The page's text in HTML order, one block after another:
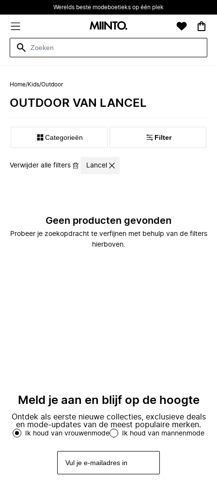
Werelds beste modeboetieks op één plek
Home/Kids/Outdoor
OUTDOOR VAN LANCEL
Categorieën Filter
Verwijder alle filters Lancel
Geen producten gevonden
Probeer je zoekopdracht te verfijnen met behulp van de filters
hierboven.
Meld je aan en blijf op de hoogte
Ontdek als eerste nieuwe collecties, exclusieve deals
en mode-updates van de meest populaire merken.
Ik houd van vrouwenmode Ik houd van mannenmode